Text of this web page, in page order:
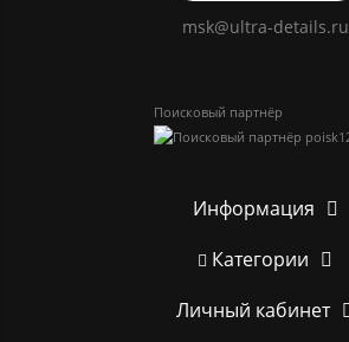
msk@ultra-details.ru
Поисковый партнёр
Информация
Категории
Личный кабинет